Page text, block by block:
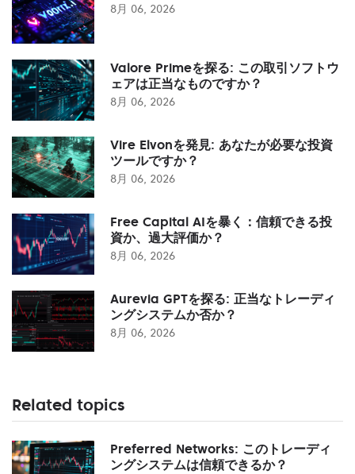
8月 06, 2026
Valore Primeを探る: この取引ソフトウ
ェアは正当なものですか？
8月 06, 2026
Vire Elvonを発見: あなたが必要な投資
ツールですか？
8月 06, 2026
Free Capital AIを暴く：信頼できる投
資か、過大評価か？
8月 06, 2026
Aurevia GPTを探る: 正当なトレーディ
ングシステムか否か？
8月 06, 2026
Related topics
Preferred Networks: このトレーディ
ングシステムは信頼できるか？